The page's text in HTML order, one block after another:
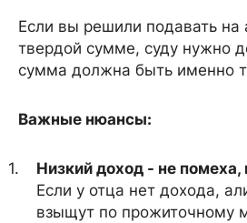
Если вы решили подавать на
твердой сумме, суду нужно
сумма должна быть именно
Важные нюансы:
Низкий доход - не помеха,
Если у отца нет дохода,
взыщут по прожиточному